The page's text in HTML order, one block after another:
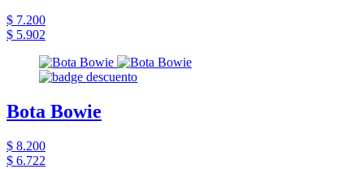
$ 7.200
$ 5.902
Bota Bowie
$ 8.200
$ 6.722